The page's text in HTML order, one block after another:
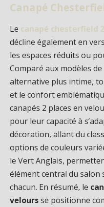
Canapé
Le canapé chesterfield
décline également en
les espaces réduits ou
Comparé aux modèles
alternative plus intime,
et le confort
canapés 2 places en
pour leur capacité à
décoration, allant du
options de couleurs
le Vert Anglais,
élément central du salon
chacun. En résumé, le
veloursse positionne